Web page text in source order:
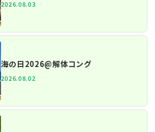
2026.08.03
海の日2026@解体コング
2026.08.02